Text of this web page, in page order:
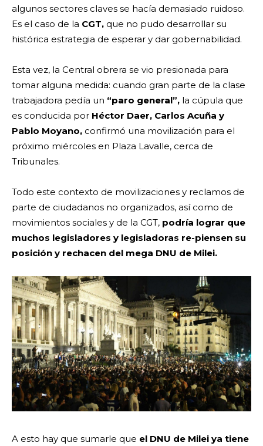
algunos sectores claves se hacía demasiado ruidoso.
Es el caso de la CGT, que no pudo desarrollar su
histórica estrategia de esperar y dar gobernabilidad.
Esta vez, la Central obrera se vio presionada para
tomar alguna medida: cuando gran parte de la clase
trabajadora pedía un “paro general”, la cúpula que
es conducida por Héctor Daer, Carlos Acuña y
Pablo Moyano, confirmó una movilización para el
próximo miércoles en Plaza Lavalle, cerca de
Tribunales.
Todo este contexto de movilizaciones y reclamos de
parte de ciudadanos no organizados, así como de
movimientos sociales y de la CGT, podría lograr que
muchos legisladores y legisladoras re-piensen su
posición y rechacen del mega DNU de Milei.
A esto hay que sumarle que el DNU de Milei ya tiene